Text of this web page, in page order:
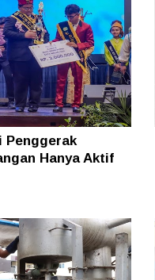
Penggerak
Hanya Aktif